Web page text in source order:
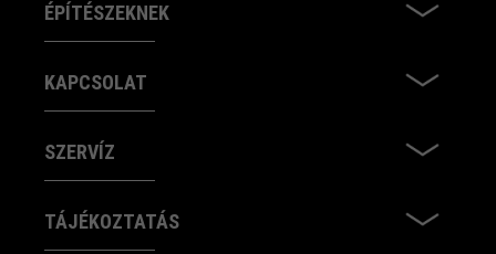
ÉPÍTÉSZEKNEK
KAPCSOLAT
SZERVÍZ
TÁJÉKOZTATÁS